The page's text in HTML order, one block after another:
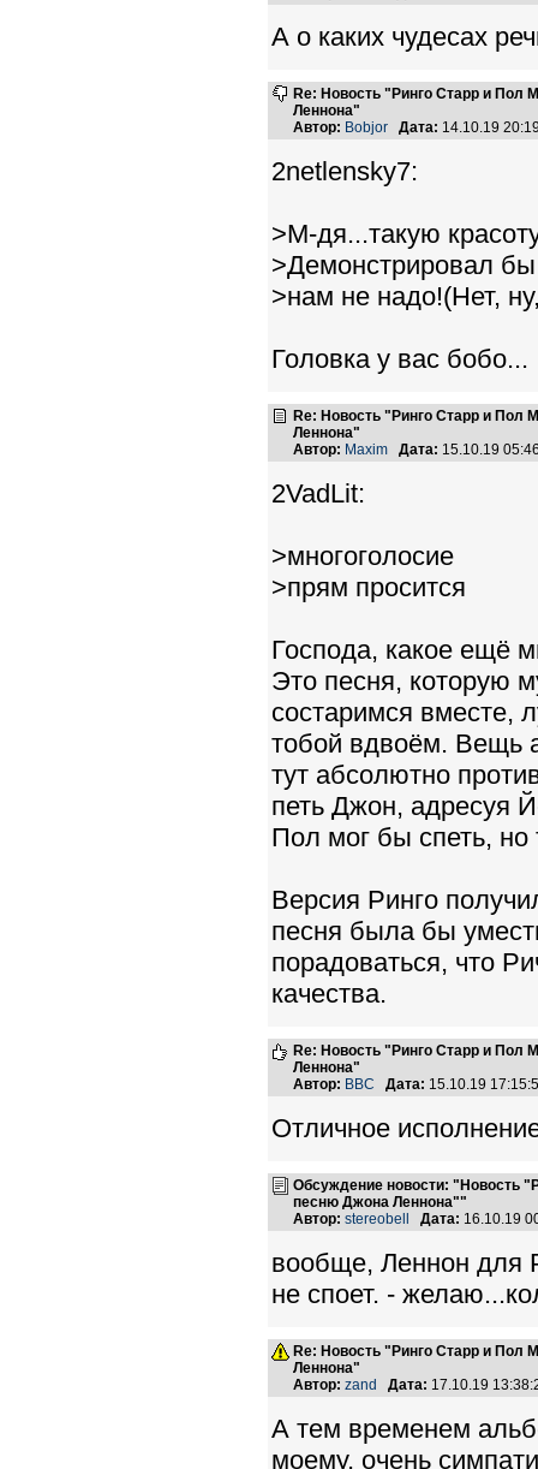
А о каких чудесах
Re: Новость "Ринго Старр и Пол
Леннона"
Автор: Bobjor Дата: 14.10.19
2netlensky7:
>М-дя...такую
>Демонстрировал бы
>нам не надо!(Нет,
Головка у вас бобо...
Re: Новость "Ринго Старр и Пол
Леннона"
Автор: Maxim Дата: 15.10.19
2VadLit:
>многоголосие
>прям просится
Господа, какое ещё
Это песня, которую
состаримся вместе,
тобой вдвоём. Вещь
тут абсолютно
петь Джон, адресуя
Пол мог бы спеть, но
Версия Ринго
песня была бы
порадоваться, что
качества.
Re: Новость "Ринго Старр и Пол
Леннона"
Автор: BBC Дата: 15.10.19
Отличное
Обсуждение новости: "Новость
песню Джона Леннона""
Автор: stereobell Дата: 16.10.19
вообще, Леннон для
не споет. -
Re: Новость "Ринго Старр и Пол
Леннона"
Автор: zand Дата: 17.10.19
А тем временем
моему, очень